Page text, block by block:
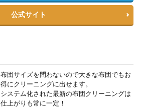
公式サイト
布団サイズを問わないので大きな布団でもお
得にクリーニングに出せます。
システム化された最新の布団クリーニングは
仕上がりも常に一定！